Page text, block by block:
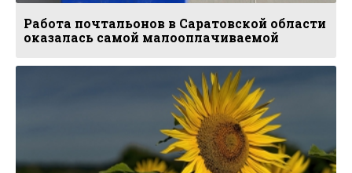
Работа почтальонов в Саратовской области
оказалась самой малооплачиваемой